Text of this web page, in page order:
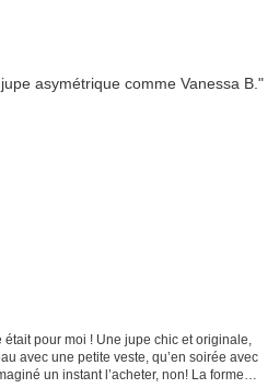
était pour moi ! Une jupe chic et originale,
avec une petite veste, qu’en soirée avec
un instant l’acheter, non! La forme